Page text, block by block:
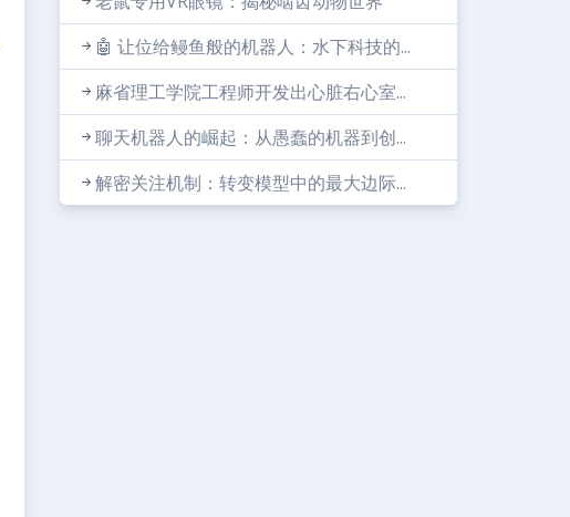
🤖 让位给鳗鱼般的机器人：水下科技的...
麻省理工学院工程师开发出心脏右心室...
聊天机器人的崛起：从愚蠢的机器到创...
解密关注机制：转变模型中的最大边际...